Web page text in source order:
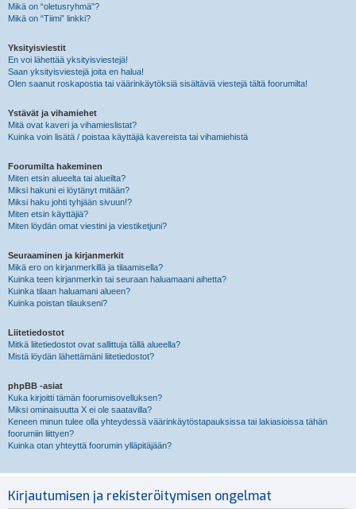
Mikä on “oletusryhmä”?
Mikä on “Tiimi” linkki?
Yksityisviestit
En voi lähettää yksityisviestejä!
Saan yksityisviestejä joita en halua!
Olen saanut roskapostia tai väärinkäytöksiä sisältäviä viestejä tältä foorumilta!
Ystävät ja vihamiehet
Mitä ovat kaveri ja vihamieslistat?
Kuinka voin lisätä / poistaa käyttäjiä kavereista tai vihamiehistä
Foorumilta hakeminen
Miten etsin alueelta tai alueilta?
Miksi hakuni ei löytänyt mitään?
Miksi haku johti tyhjään sivuun!?
Miten etsin käyttäjiä?
Miten löydän omat viestini ja viestiketjuni?
Seuraaminen ja kirjanmerkit
Mikä ero on kirjanmerkillä ja tilaamisella?
Kuinka teen kirjanmerkin tai seuraan haluamaani aihetta?
Kuinka tilaan haluamani alueen?
Kuinka poistan tilaukseni?
Liitetiedostot
Mitkä liitetiedostot ovat sallittuja tällä alueella?
Mistä löydän lähettämäni liitetiedostot?
phpBB -asiat
Kuka kirjoitti tämän foorumisovelluksen?
Miksi ominaisuutta X ei ole saatavilla?
Keneen minun tulee olla yhteydessä väärinkäytöstapauksissa tai lakiasioissa tähän
foorumiin liittyen?
Kuinka otan yhteyttä foorumin ylläpitäjään?
Kirjautumisen ja rekisteröitymisen ongelmat